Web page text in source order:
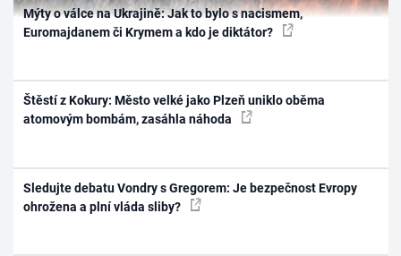
Mýty o válce na Ukrajině: Jak to bylo s nacismem,
Euromajdanem či Krymem a kdo je diktátor?
Štěstí z Kokury: Město velké jako Plzeň uniklo oběma
atomovým bombám, zasáhla náhoda
Sledujte debatu Vondry s Gregorem: Je bezpečnost Evropy
ohrožena a plní vláda sliby?